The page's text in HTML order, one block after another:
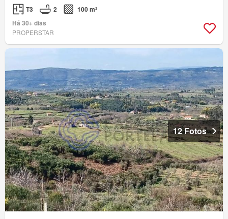
T3 2
100 m²
Há 30+ dias
PROPERSTAR
12 Fotos